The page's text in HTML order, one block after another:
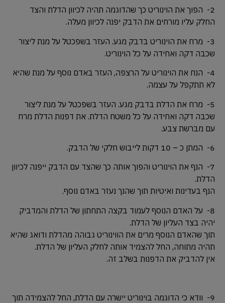
2- הפוך את הוינוריט כך שהדוגמה תהיה לכיוון הדלת והצד
החלק עליו מורחים את הדבק יפנה לכיוון מעלה.
3- מרח את הוינוריט בדבק מגע. העזר בשפכטל על מנת ליצור
שכבה דקה ואחידה על כל הוינוריט.
4- הנח את הוינוריט על הרצפה, העזר באדם נוסף על מנת שהיא
לא תתקפל על עצמה.
5- מרח את הדלת בדבק מגע. העזר בשפכטל על מנת ליצור
שכבה דקה ואחידה על כל משטח הדלת. את דפנות הדלת מרח
עם מברשת צבע.
6- המתן כ – 10 דקות לייבוש חלקי של הדבק.
7- הנף את הוינוריט והפוך אותה כך שהצד עם הדבק ייפנה לכיוון
הדלת.
הנף בעדינות ואיטיות תוך שהנך נעזר באדם נוסף.
8- על האדם הנוסף לעמוד בקצה התחתון של הדלת והמדביק
יהיה בצד העליון של הדלת.
תוך שהאדם הנוסף מרים את הווינוריט גבוהה מהדלת ודואג שהיא
תהיה מתוחה, החל להצמיד אותה לחלק העליון של הדלת.
אין להדביק את הדפנות בשלב זה.
9- וודא כי הדוגמה בוינוריט יישרה עם הדלת, החל להצמידה תוך